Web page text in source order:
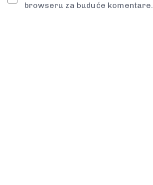
browseru za buduće komentare.